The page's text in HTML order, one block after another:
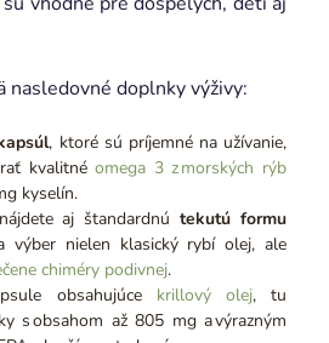
nasledovné doplnky výživy:
, ktoré sú príjemné na užívanie,
kvalitnéomega 3 z morských rýb
kyselín.
aj štandardnútekutú formu
výber nielen klasický rybí olej, ale
chiméry podivnej.
obsahujúce krillový olej, tu
s obsahom až 805 mg a výrazným